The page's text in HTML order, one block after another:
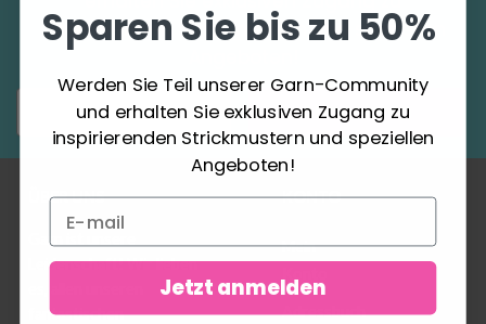
inspirierenden Strickmustern und speziellen
Abonnieren
ÜBER UNS
Garn ist unsere
Leidenschaft! Wir lieben
fantastischen
KONTO
Mein
Adressbuch
Sparen Sie bis zu 50%
Werden Sie Teil unserer Garn-Community
und erhalten Sie exklusiven Zugang zu
inspirierenden Strickmustern und speziellen
Angeboten!
Jetzt anmelden